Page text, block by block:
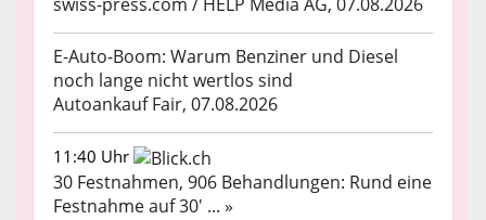
E-Auto-Boom: Warum Benziner und Diesel
noch lange nicht wertlos sind
Autoankauf Fair, 07.08.2026
11:40 Uhr
30 Festnahmen, 906 Behandlungen: Rund eine
Festnahme auf 30' ... »